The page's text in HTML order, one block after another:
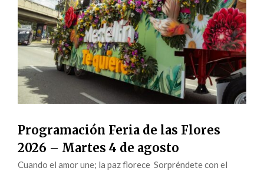
Programación Feria de las Flores
2026 – Martes 4 de agosto
Cuando el amor une; la paz florece Sorpréndete con el